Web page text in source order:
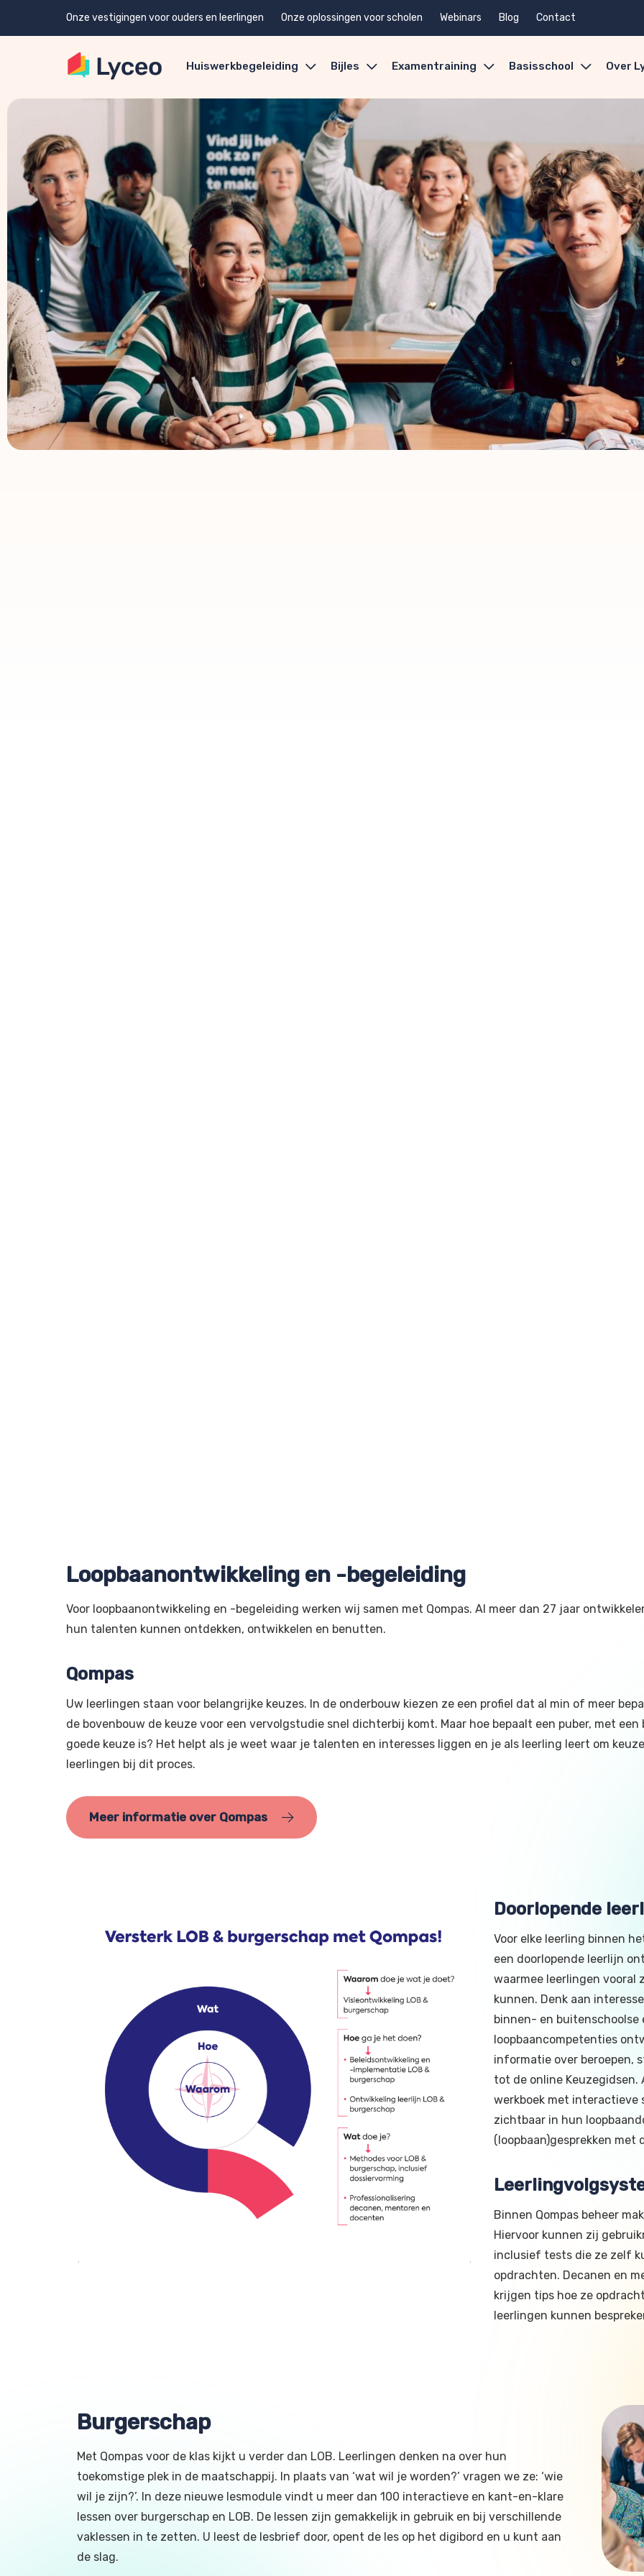
Onze vestigingen voor ouders en leerlingen Onze oplossingen voor scholen Webinars Blog Contact
Huiswerkbegeleiding Bijles Examentraining Basisschool Over
Loopbaanontwikkeling en -begeleiding
Voor loopbaanontwikkeling en -begeleiding werken wij samen met Qompas. Al meer dan 27 jaar
hun talenten kunnen ontdekken, ontwikkelen en benutten.
Qompas
Uw leerlingen staan voor belangrijke keuzes. In de onderbouw kiezen ze een profiel dat al min of meer
de bovenbouw de keuze voor een vervolgstudie snel dichterbij komt. Maar hoe bepaalt een puber, met
goede keuze is? Het helpt als je weet waar je talenten en interesses liggen en je als leerling leert om
leerlingen bij dit proces.
Meer informatie over Qompas
Doorlopende
Voor elke leerling binnen
een doorlopende leerlijn
waarmee leerlingen vooral
kunnen. Denk aan
binnen- en buitenschoolse
loopbaancompetenties
informatie over beroepen,
tot de online Keuzegidsen.
werkboek met interactieve
zichtbaar in hun
(loopbaan)gesprekken met
Binnen Qompas beheer
Hiervoor kunnen zij
inclusief tests die ze zelf
opdrachten. Decanen en
krijgen tips hoe ze
leerlingen kunnen
Burgerschap
Met Qompas voor de klas kijkt u verder dan LOB. Leerlingen denken na over hun
toekomstige plek in de maatschappij. In plaats van ‘wat wil je worden?’ vragen we ze: ‘wie
wil je zijn?’. In deze nieuwe lesmodule vindt u meer dan 100 interactieve en kant-en-klare
lessen over burgerschap en LOB. De lessen zijn gemakkelijk in gebruik en bij verschillende
vaklessen in te zetten. U leest de lesbrief door, opent de les op het digibord en u kunt aan
de slag.